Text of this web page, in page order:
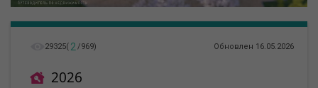
29325( 2 /969) Обновлен 16.05.2026
2026